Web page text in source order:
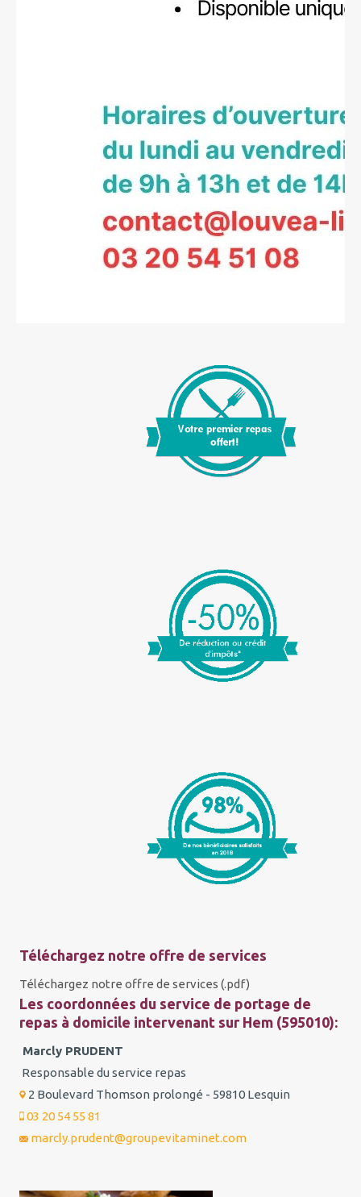
Téléchargez notre offre de services
Téléchargez notre offre de services (.pdf)
Les coordonnées du service de portage de
repas à domicile intervenant sur Hem (595010):
Marcly PRUDENT
Responsable du service repas
2 Boulevard Thomson prolongé - 59810 Lesquin
03 20 54 55 81
marcly.prudent@groupevitaminet.com